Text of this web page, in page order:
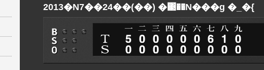
2013�N7��24��(��) �΃��N���g �_�{